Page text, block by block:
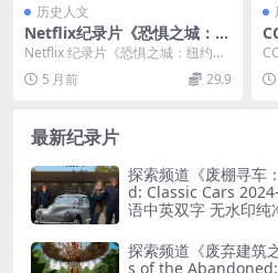
历史人文
Netflix纪录片《恐惧之城：纽
约黑帮教父落网记 Get Gotti
2023》第一季全3集 英语多国
中字 无水印纯净版 1080P/M
Netflix 纪录片《恐惧之城：纽约黑
帮教父落网记 Get Gotti 202...
5 月前 29.9
视
最新纪录片
探索频道《废棚寻车
d: Classic Cars
语中英双字 无水印纯
探索频道《废弃建筑
s of the